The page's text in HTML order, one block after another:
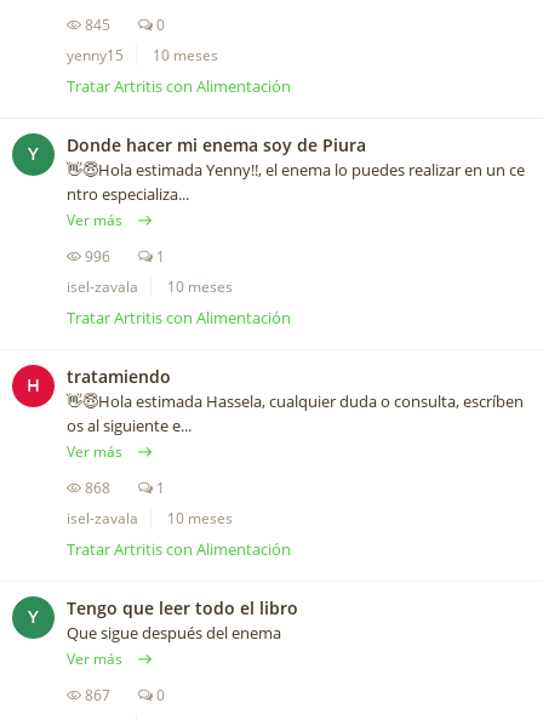
845
0
yenny15
10 meses
Tratar Artritis con Alimentación
Y Donde hacer mi enema soy de Piura
👋😇Hola estimada Yenny!!, el enema lo puedes realizar en un ce
ntro especializa...
Ver más
996
1
isel-zavala
10 meses
Tratar Artritis con Alimentación
H tratamiendo
👋😇Hola estimada Hassela, cualquier duda o consulta, escríben
os al siguiente e...
Ver más
868
1
isel-zavala
10 meses
Tratar Artritis con Alimentación
Y Tengo que leer todo el libro
Que sigue después del enema
Ver más
867
0